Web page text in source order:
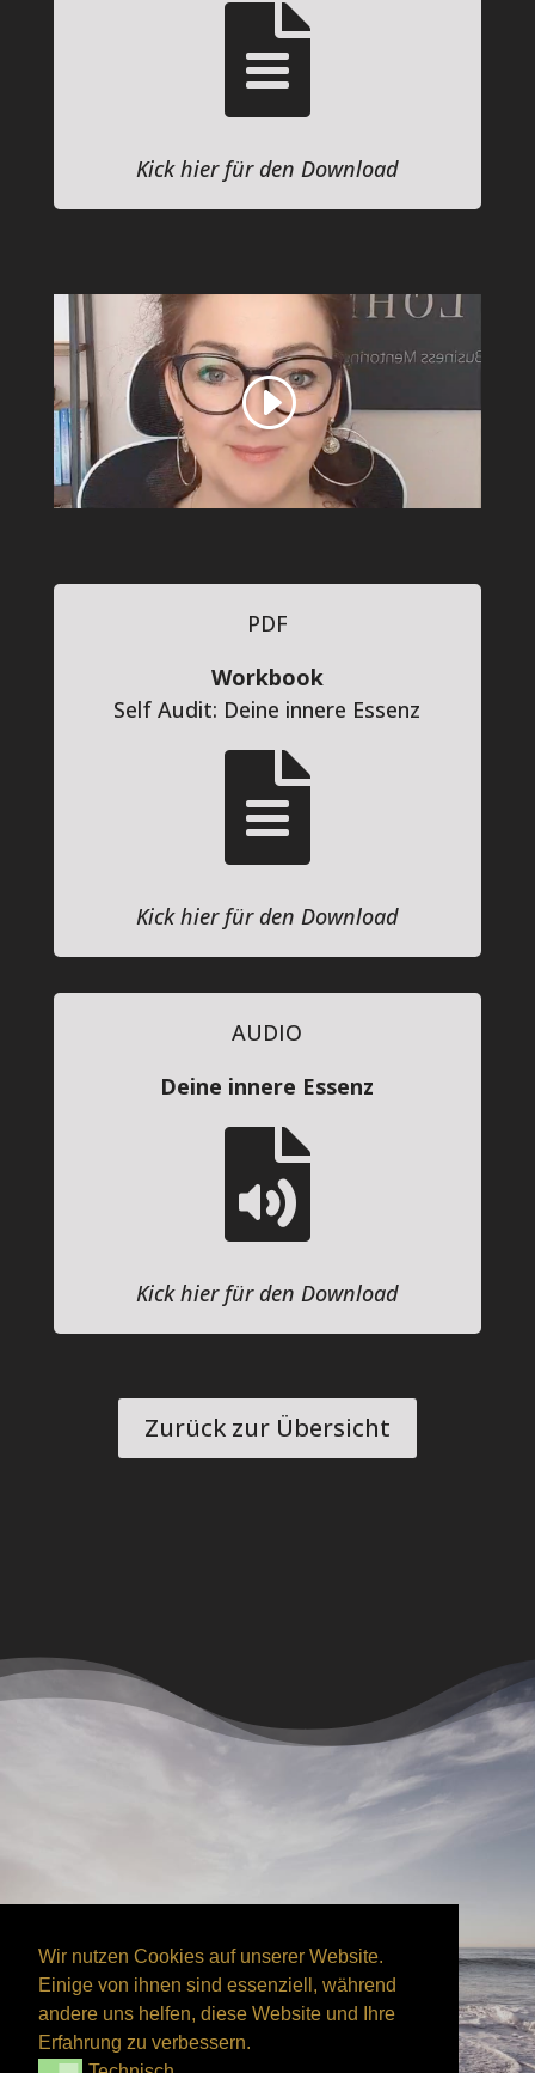

Kick hier für den Download
PDF
Workbook
Self Audit: Deine innere Essenz

Kick hier für den Download
AUDIO
Deine innere Essenz

Kick hier für den Download
Zurück zur Übersicht
Wir nutzen Cookies auf unserer Website.
Einige von ihnen sind essenziell, während
andere uns helfen, diese Website und Ihre
Erfahrung zu verbessern.